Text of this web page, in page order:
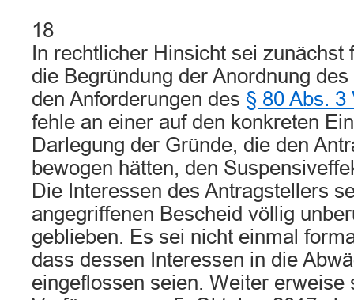
18
In rechtlicher Hinsicht sei zunächst
die Begründung der Anordnung
den Anforderungen des § 80 Abs. 3
fehle an einer auf den konkreten
Darlegung der Gründe, die den
bewogen hätten, den
Die Interessen des Antragstellers
angegriffenen Bescheid völlig
geblieben. Es sei nicht einmal
dass dessen Interessen in die
eingeflossen seien. Weiter erweise